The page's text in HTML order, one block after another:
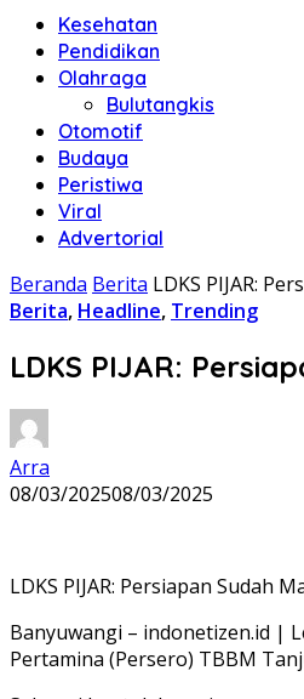
Kesehatan
Pendidikan
Olahraga
Bulutangkis
Otomotif
Budaya
Peristiwa
Viral
Advertorial
Beranda Berita LDKS PIJAR:
Berita, Headline, Trending
LDKS PIJAR:
Arra
08/03/202508/03/2025
LDKS PIJAR: Persiapan Sudah
Banyuwangi – indonetizen.id |
Pertamina (Persero) TBBM